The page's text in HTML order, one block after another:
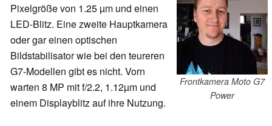
Frontkamera Moto G7
Power
Pixelgröße von 1.25 µm und einen
LED-Blitz. Eine zweite Hauptkamera
oder gar einen optischen
Bildstabilisator wie bei den teureren
G7-Modellen gibt es nicht. Vorn
warten 8 MP mit f/2.2, 1.12µm und
einem Displayblitz auf ihre Nutzung.